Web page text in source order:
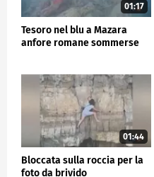
01:17
Tesoro nel blu a Mazara
anfore romane sommerse
01:44
Bloccata sulla roccia per la
foto da brivido